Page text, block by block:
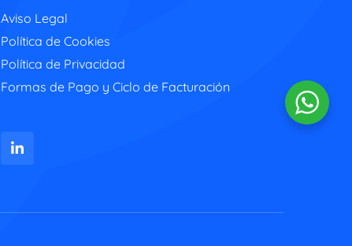
Aviso Legal
Política de Cookies
Política de Privacidad
Formas de Pago y Ciclo de Facturación